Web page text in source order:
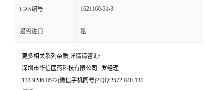
CAS编号 1621160-31-3
是否进口 是
更多相关系列杂质,详情请咨询:
深圳市华信医药科技有限公司--罗经理
133-9286-8572(微信手机同号)? QQ:2572-840-131